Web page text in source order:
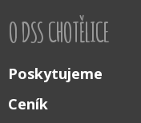
O DSS CHOTĚLICE
Poskytujeme
Ceník